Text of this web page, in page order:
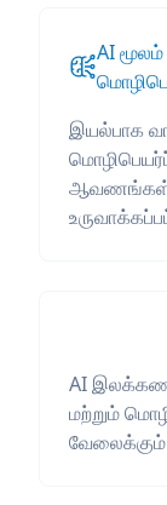
AI
இயல்பாக
ஆவணங்கள்
AI இலக்கண
மற்றும்